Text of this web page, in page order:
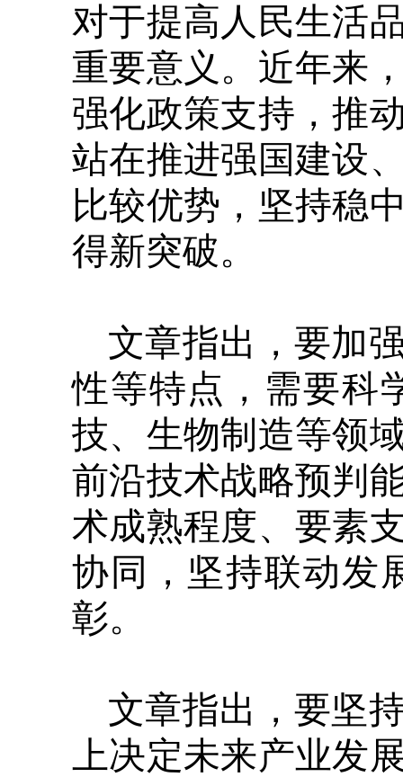
对于提高人民生活
重要意义。近年来
强化政策支持，推
站在推进强国建设
比较优势，坚持稳
得新突破。
文章指出，要加
性等特点，需要科
技、生物制造等领
前沿技术战略预判
术成熟程度、要素
协同，坚持联动发
彰。
文章指出，要坚
上决定未来产业发